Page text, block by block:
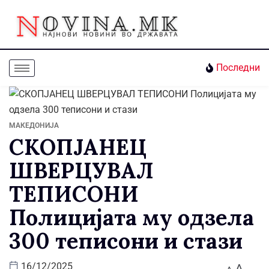
Последни
МАКЕДОНИЈА
СКОПЈАНЕЦ
ШВЕРЦУВАЛ
ТЕПИСОНИ
Полицијата му одзела
300 теписони и стази
16/12/2025